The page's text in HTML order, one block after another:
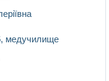
медучилище